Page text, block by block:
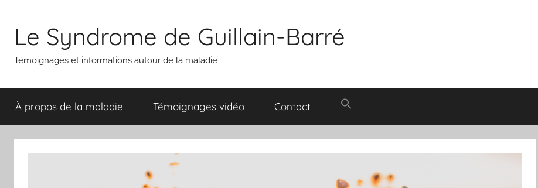
contenu
Le Syndrome de Guillain-Barré
Témoignages et informations autour de la maladie
À propos de la maladie Témoignages vidéo Contact